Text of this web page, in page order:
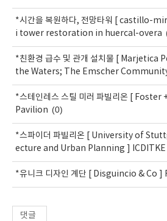
*시간을 복원하다, 전망타워 [ castillo-
i tower restoration in huercal-overa
*친환경 급수 및 관개 설치물 [
the Waters; The Emscher
*스테인레스 스틸 미러 파빌리온 [
Pavilion (0)
*스파이더 파빌리온 [ University of
ecture and Urban Planning ]
*유니크 디자인 계단 [ Disguincio & Co
댓글